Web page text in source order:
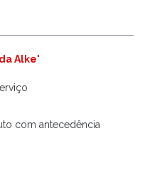
Alke'
com antecedência